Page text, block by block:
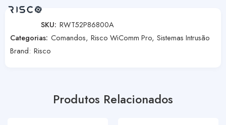
SKU: RWT52P86800A
Categorias: Comandos, Risco WiComm Pro, Sistemas Intrusão
Brand: Risco
Produtos Relacionados